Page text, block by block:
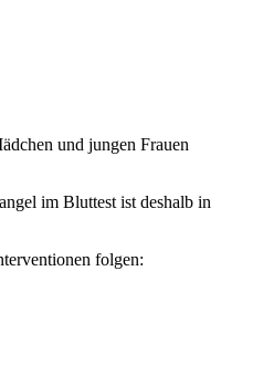
und jungen Frauen
im Bluttest ist deshalb in
folgen: